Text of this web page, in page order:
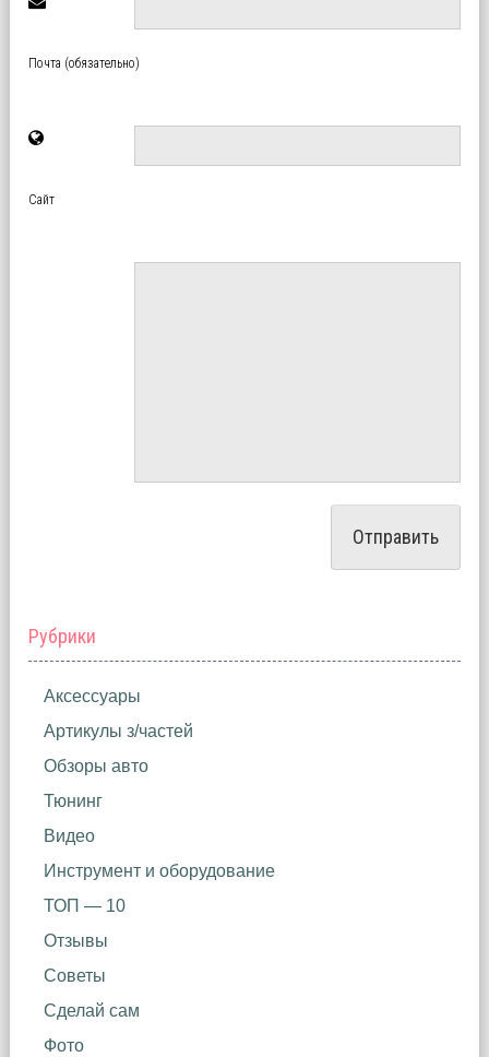
Почта (обязательно)
Сайт
Рубрики
Аксессуары
Артикулы з/частей
Обзоры авто
Тюнинг
Видео
Инструмент и оборудование
ТОП — 10
Отзывы
Советы
Сделай сам
Фото